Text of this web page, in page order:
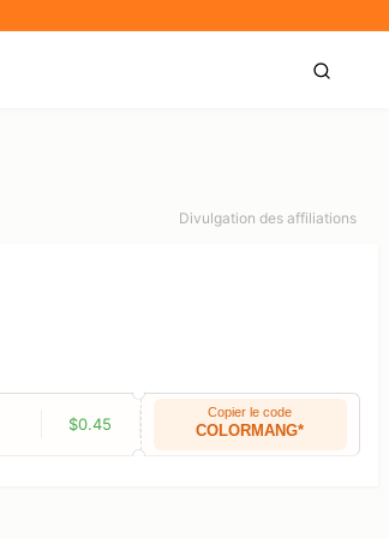
Divulgation des affiliations
$0.45
Copier le code
COLORMANG*